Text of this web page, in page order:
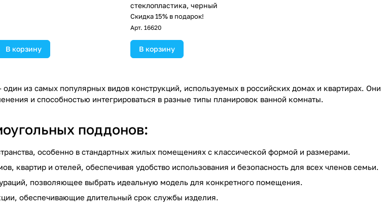
В корзину
стеклопластика, черный
Скидка 15% в подарок!
Арт. 16620
В корзину
из самых популярных видов конструкций, используемых в российских домах и квартирах. Они
и способностью интегрироваться в разные типы планировок ванной комнаты.
поддонов:
особенно в стандартных жилых помещениях с классической формой и размерами.
квартир и отелей, обеспечивая удобство использования и безопасность для всех членов семьи.
позволяющее выбрать идеальную модель для конкретного помещения.
обеспечивающие длительный срок службы изделия.